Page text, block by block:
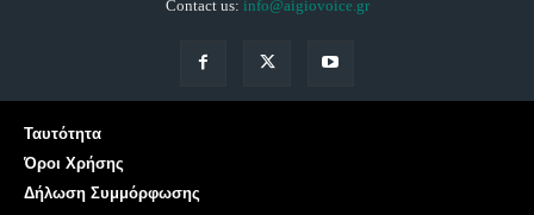
Contact us: info@aigiovoice.gr
Ταυτότητα
Όροι Χρήσης
Δήλωση Συμμόρφωσης